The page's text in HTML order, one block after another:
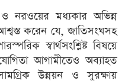
ও নরওয়ের মধ্যকার অভিন্ন
করেন যে, জাতিসংঘসহ
স্বার্থসংশ্লিষ্ট বিষয়ে
আগামীতেও অব্যাহত
উন্নয়ন ও সুরক্ষায়